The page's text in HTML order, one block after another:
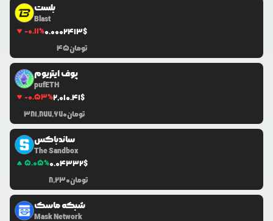
بلست
Blast
-0.11%0.0002413$
45تومان
پوف ایتریوم
pufETH
-0.53%2,010.41$
381,877,670تومان
ساندباکس
The Sandbox
5.05%0.04332$
8,230تومان
شبکه ماسک
Mask Network